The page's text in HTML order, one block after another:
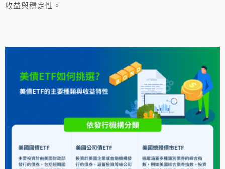
收益與穩定性。